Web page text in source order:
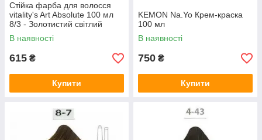
Стійка фарба для волосся
vitality's Art Absolute 100 мл
8/3 - Золотистий світлий
блондин
В наявності
615 ₴
Купити
KEMON Na.Yo Крем-краска
100 мл
В наявності
750 ₴
Купити